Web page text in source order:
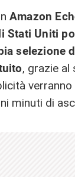
Amazon
Stati Uniti
selezione
, grazie al
minuti di